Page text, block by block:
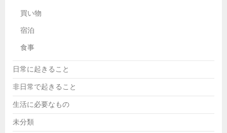
買い物
宿泊
食事
日常に起きること
非日常で起きること
生活に必要なもの
未分類